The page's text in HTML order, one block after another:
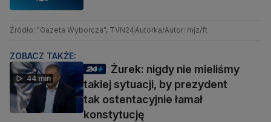
Źródło: "Gazeta Wyborcza", TVN24Autorka/Autor: mjz/ft
ZOBACZ TAKŻE:
44 min
Żurek: nigdy nie mieliśmy
takiej sytuacji, by prezydent
tak ostentacyjnie łamał
konstytucję